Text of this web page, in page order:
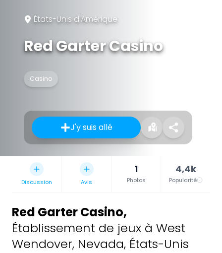
États-Unis d'Amérique
Red Garter Casino
Casino
J'y suis allé
Discussion Avis
1
Photos
4,4k
Popularité
Red Garter Casino,
Établissement de jeux à West
Wendover, Nevada, États-Unis